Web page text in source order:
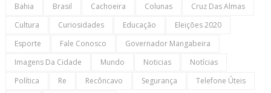
Bahia Brasil Cachoeira Colunas
Cruz Das Almas
Cultura
Curiosidades Educação
Eleições 2020
Esporte
Fale Conosco
Governador Mangabeira
Imagens Da Cidade
Mundo Noticias
Notícias
Política
Re Recôncavo Segurança
Telefone Úteis